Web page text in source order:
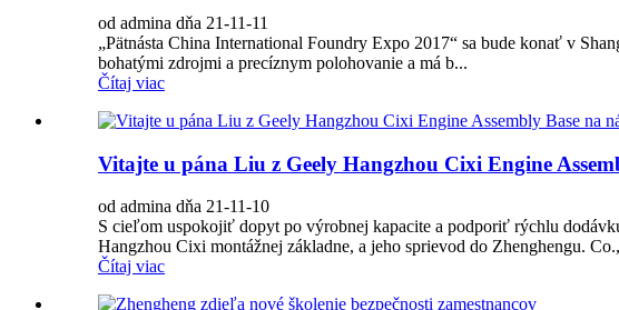
od admina dňa 21-11-11
„Pätnásta China International Foundry Expo 2017“ sa bude konať v
bohatými zdrojmi a precíznym polohovanie a má b...
Čítaj viac
Vitajte u pána Liu z Geely Hangzhou Cixi Engine
od admina dňa 21-11-10
S cieľom uspokojiť dopyt po výrobnej kapacite a podporiť rýchlu
Hangzhou Cixi montážnej základne, a jeho sprievod do Zhenghengu.
Čítaj viac